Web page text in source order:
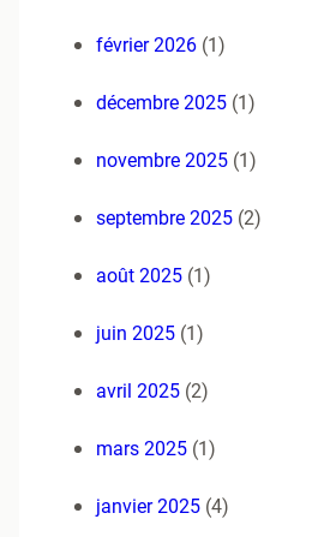
février 2026 (1)
décembre 2025 (1)
novembre 2025 (1)
septembre 2025 (2)
août 2025 (1)
juin 2025 (1)
avril 2025 (2)
mars 2025 (1)
janvier 2025 (4)